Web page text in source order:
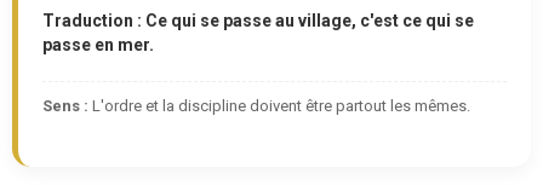
Traduction : Ce qui se passe au village, c'est ce qui se
passe en mer.
Sens : L'ordre et la discipline doivent être partout les mêmes.